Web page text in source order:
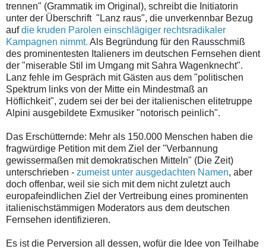
trennen" (Grammatik im Original), schreibt die Initiatorin
unter der Überschrift "Lanz raus", die unverkennbar Bezug
aufdie kruden Parolen einschlägiger rechtsradikaler
Kampagnen nimmt. Als Begründung für den Rausschmiß
des prominentesten Italieners im deutschen Fernsehen dient
der "miserable Stil im Umgang mit Sahra Wagenknecht".
Lanz fehle im Gespräch mit Gästen aus dem "politischen
Spektrum links von der Mitte ein Mindestmaß an
Höflichkeit", zudem sei der bei der italienischen elitetruppe
Alpini ausgebildete Exmusiker "notorisch peinlich".
Das Erschütternde: Mehr als 150.000 Menschen haben die
fragwürdige Petition mit dem Ziel der "Verbannung
gewissermaßen mit demokratischen Mitteln" (Die Zeit)
unterschrieben - zumeist unter ausgedachten Namen, aber
doch offenbar, weil sie sich mit dem nicht zuletzt auch
europafeindlichen Ziel der Vertreibung eines prominenten
italienischstämmigen Moderators aus dem deutschen
Fernsehen identifizieren.
Es ist die Perversion all dessen, wofür die Idee von Teilhabe